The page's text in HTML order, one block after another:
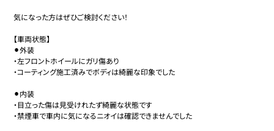
気になった方はぜひご検討ください！
【車両状態】
⚫︎外装
・左フロントホイールにガリ傷あり
・コーティング施工済みでボディは綺麗な印象でした
⚫︎内装
・目立った傷は見受けれたず綺麗な状態です
・禁煙車で車内に気になるニオイは確認できませんでした